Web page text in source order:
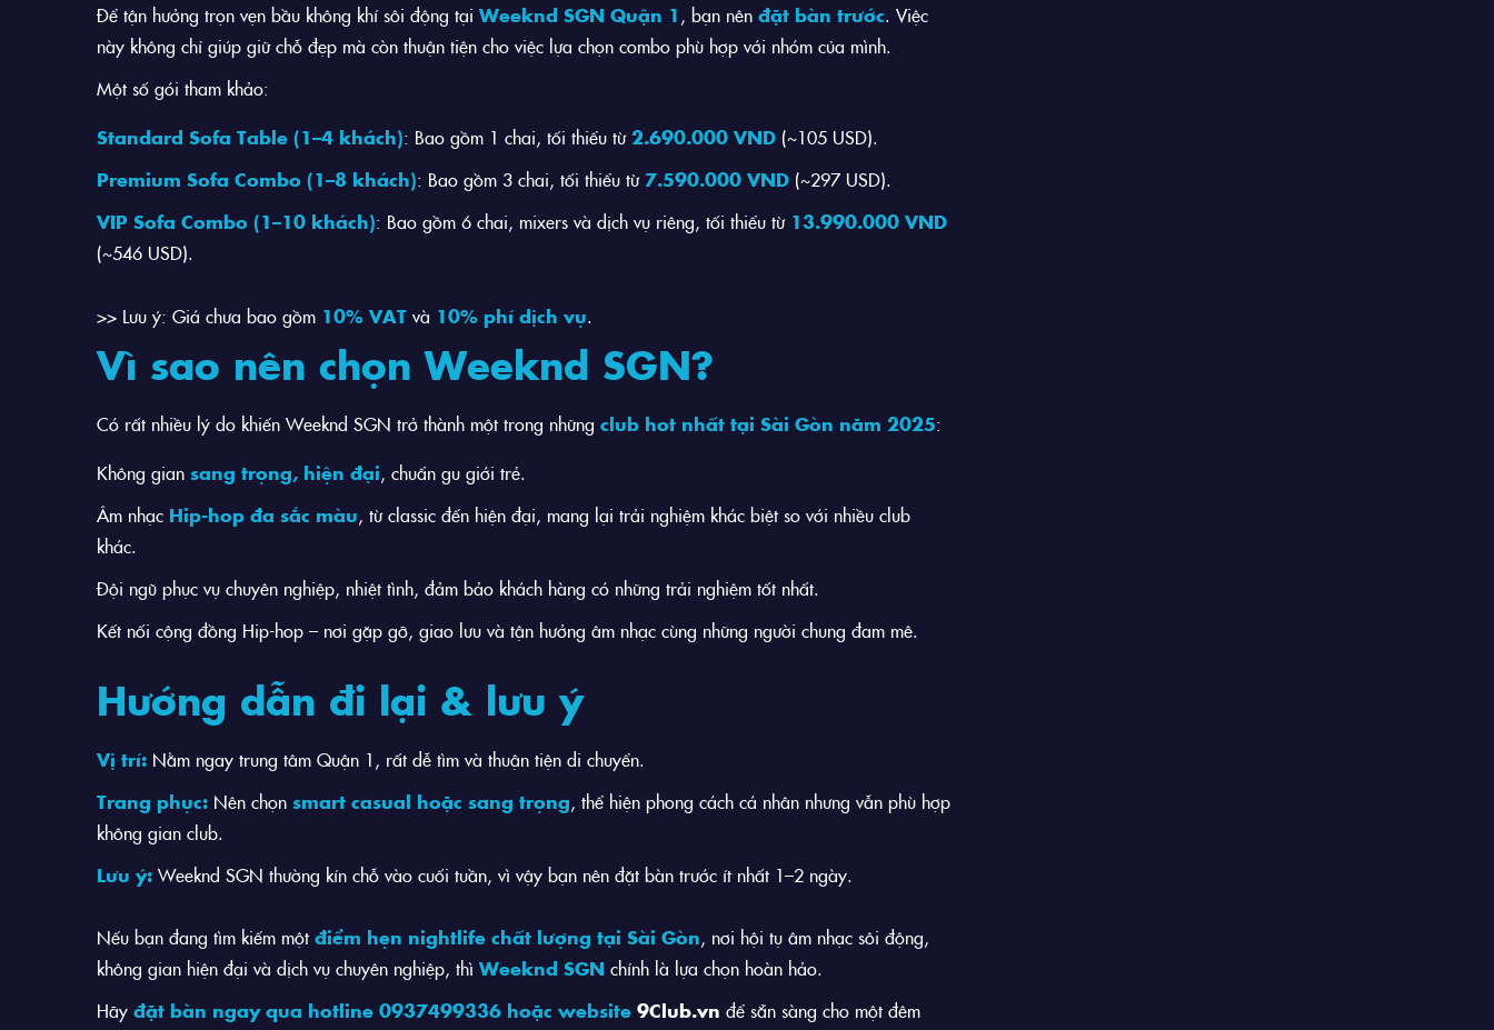
Để tận hưởng trọn vẹn bầu không khí sôi động tại Weeknd SGN Quận 1 , bạn nên đặt bàn trước. Việc
này không chỉ giúp giữ chỗ đẹp mà còn thuận tiện cho việc lựa chọn combo phù hợp với nhóm của mình.
Một số gói tham khảo:
Standard Sofa Table (1–4 khách): Bao gồm 1 chai, tối thiểu từ2.690.000 VND (~105 USD).
Premium Sofa Combo (1–8 khách): Bao gồm 3 chai, tối thiểu từ 7.590.000 VND (~297 USD).
VIP Sofa Combo (1–10 khách): Bao gồm 6 chai, mixers và dịch vụ riêng, tối thiểu từ 13.990.000 VND
(~546 USD).
>> Lưu ý: Giá chưa bao gồm 10% VAT và 10% phí dịch vụ.
Vì sao nên chọn Weeknd SGN?
Có rất nhiều lý do khiến Weeknd SGN trở thành một trong những club hot nhất tại Sài Gòn năm 2025:
Không gian sang trọng, hiện đại, chuẩn gu giới trẻ.
Âm nhạc Hip-hop đa sắc màu, từ classic đến hiện đại, mang lại trải nghiệm khác biệt so với nhiều club
khác.
Đội ngũ phục vụ chuyên nghiệp, nhiệt tình, đảm bảo khách hàng có những trải nghiệm tốt nhất.
Kết nối cộng đồng Hip-hop – nơi gặp gỡ, giao lưu và tận hưởng âm nhạc cùng những người chung đam mê.
Hướng dẫn đi lại & lưu ý
Vị trí: Nằm ngay trung tâm Quận 1, rất dễ tìm và thuận tiện di chuyển.
Trang phục: Nên chọn smart casual hoặc sang trọng, thể hiện phong cách cá nhân nhưng vẫn phù hợp
không gian club.
Lưu ý: Weeknd SGN thường kín chỗ vào cuối tuần, vì vậy bạn nên đặt bàn trước ít nhất 1–2 ngày.
Nếu bạn đang tìm kiếm một điểm hẹn nightlife chất lượng tại Sài Gòn, nơi hội tụ âm nhạc sôi động,
không gian hiện đại và dịch vụ chuyên nghiệp, thì Weeknd SGN chính là lựa chọn hoàn hảo.
Hãy đặt bàn ngay qua hotline 0937499336 hoặc website 9Club.vn để sẵn sàng cho một đêm